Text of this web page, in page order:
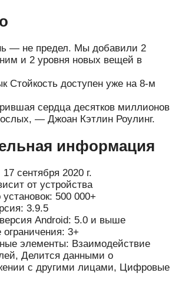
— не предел. Мы добавили 2
и 2 уровня новых вещей в
Стойкость доступен уже на 8-м
сердца десятков миллионов
— Джоан Кэтлин Роулинг.
информация
сентября 2020 г.
от устройства
установок: 500 000+
3.9.5
Android: 5.0 и выше
ограничения: 3+
элементы: Взаимодействие
Делится данными о
с другими лицами, Цифровые